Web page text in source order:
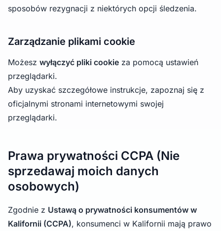
sposobów rezygnacji z niektórych opcji śledzenia.
Zarządzanie plikami cookie
Możesz wyłączyć pliki cookie za pomocą ustawień
przeglądarki.
Aby uzyskać szczegółowe instrukcje, zapoznaj się z
oficjalnymi stronami internetowymi swojej
przeglądarki.
Prawa prywatności CCPA (Nie
sprzedawaj moich danych
osobowych)
Zgodnie z Ustawą o prywatności konsumentów w
Kalifornii (CCPA), konsumenci w Kalifornii mają prawo